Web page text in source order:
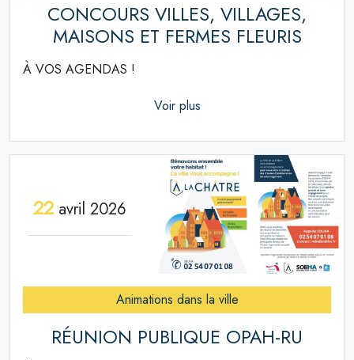
CONCOURS VILLES, VILLAGES,
MAISONS ET FERMES FLEURIS
À VOS AGENDAS !
Voir plus
22avril 2026
Animations dans la ville
RÉUNION PUBLIQUE OPAH-RU